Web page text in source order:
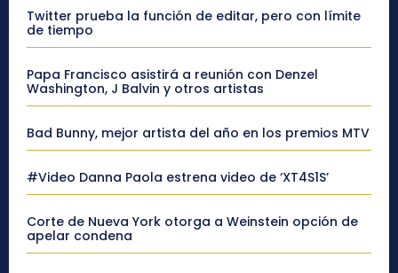
Twitter prueba la función de editar, pero con límite
de tiempo
Papa Francisco asistirá a reunión con Denzel
Washington, J Balvin y otros artistas
Bad Bunny, mejor artista del año en los premios MTV
#Video Danna Paola estrena video de ‘XT4S1S’
Corte de Nueva York otorga a Weinstein opción de
apelar condena